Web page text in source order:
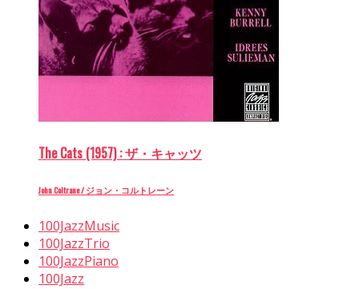
The Cats (1957) : ザ・キャッツ
John Coltrane / ジョン・コルトレーン
100JazzMusic
100JazzTrio
100JazzPiano
100Jazz